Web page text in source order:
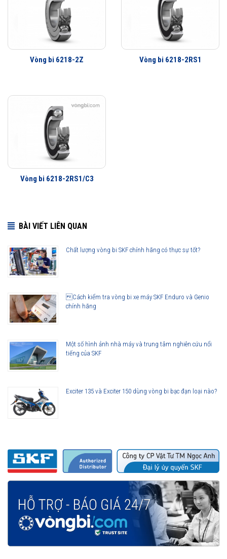
Vòng bi SKF 6218-2Z/C3 thế hệ Explorer được nâng lên cao hơn so
với các thế hệ vòng bi SKF trước đây, bởi vậy ở cùng tốc độ nhưng
nhiệt độ của vòng bi SKF Explorer thấp hơn rất nhiều. Tính năng này
hàng triệu khách hàng khắp nơi trên toàn thế giới kiểm chứng.
Vòng bi 6218-2Z/C3 được phân phối chính hãng
Đại lý ủy quyền SKF chính hãng - SKF Authorized Distributor
Hotline hỗ trợ 24/7
0921 345 345 096 123 8558
Vòng bi 6218-2Z Vòng bi 6218-2RS1
Vòng bi 6218-2RS1/C3
BÀI VIẾT LIÊN QUAN
Chất lượng vòng bi SKF chính hãng có thực sự tốt?
Cách kiểm tra vòng bi xe máy SKF Enduro và Genio
chính hãng
Một số hình ảnh nhà máy và trung tâm nghiên cứu nổi
tiếng của SKF
Exciter 135 và Exciter 150 dùng vòng bi bạc đạn loại nào?